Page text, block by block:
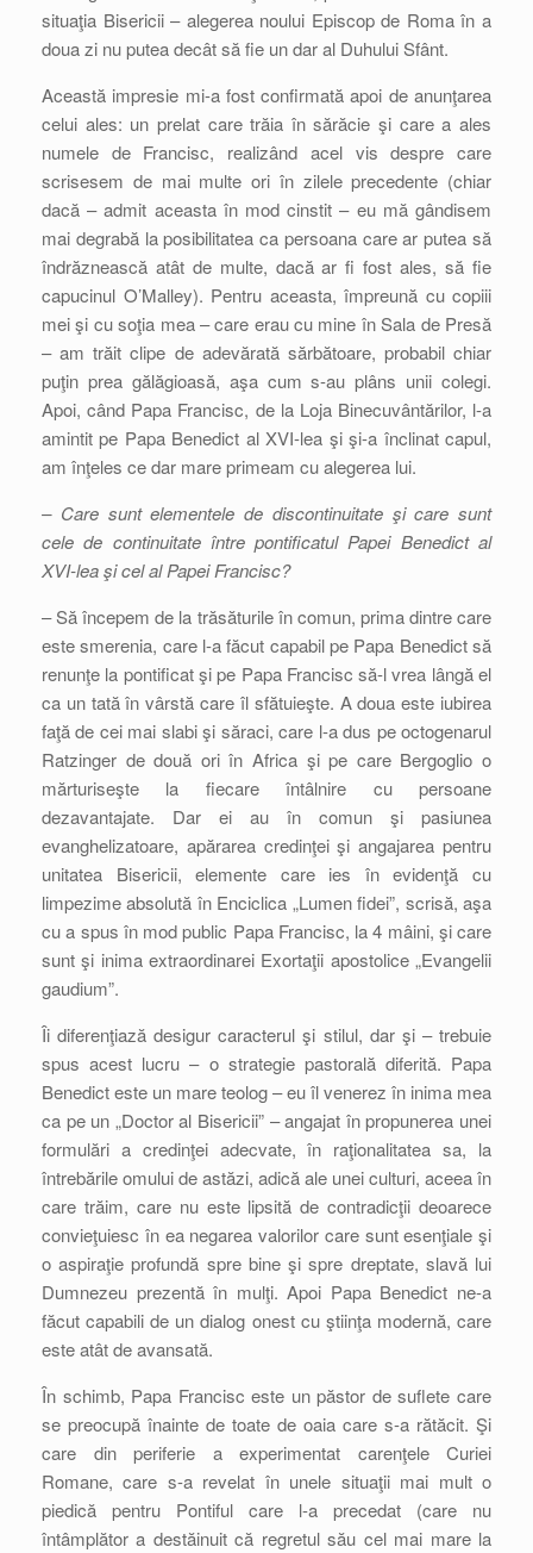
situaţia Bisericii – alegerea noului Episcop de Roma în a
doua zi nu putea decât să fie un dar al Duhului Sfânt.
Această impresie mi-a fost confirmată apoi de anunţarea
celui ales: un prelat care trăia în sărăcie şi care a ales
numele de Francisc, realizând acel vis despre care
scrisesem de mai multe ori în zilele precedente (chiar
dacă – admit aceasta în mod cinstit – eu mă gândisem
mai degrabă la posibilitatea ca persoana care ar putea să
îndrăznească atât de multe, dacă ar fi fost ales, să fie
capucinul O’Malley). Pentru aceasta, împreună cu copiii
mei şi cu soţia mea – care erau cu mine în Sala de Presă
– am trăit clipe de adevărată sărbătoare, probabil chiar
puţin prea gălăgioasă, aşa cum s-au plâns unii colegi.
Apoi, când Papa Francisc, de la Loja Binecuvântărilor, l-a
amintit pe Papa Benedict al XVI-lea şi şi-a înclinat capul,
am înţeles ce dar mare primeam cu alegerea lui.
– Care sunt elementele de discontinuitate şi care sunt
cele de continuitate între pontificatul Papei Benedict al
XVI-lea şi cel al Papei Francisc?
– Să începem de la trăsăturile în comun, prima dintre care
este smerenia, care l-a făcut capabil pe Papa Benedict să
renunţe la pontificat şi pe Papa Francisc să-l vrea lângă el
ca un tată în vârstă care îl sfătuieşte. A doua este iubirea
faţă de cei mai slabi şi săraci, care l-a dus pe octogenarul
Ratzinger de două ori în Africa şi pe care Bergoglio o
mărturiseşte la fiecare întâlnire cu persoane
dezavantajate. Dar ei au în comun şi pasiunea
evanghelizatoare, apărarea credinţei şi angajarea pentru
unitatea Bisericii, elemente care ies în evidenţă cu
limpezime absolută în Enciclica „Lumen fidei”, scrisă, aşa
cu a spus în mod public Papa Francisc, la 4 mâini, şi care
sunt şi inima extraordinarei Exortaţii apostolice „Evangelii
gaudium”.
Îi diferenţiază desigur caracterul şi stilul, dar şi – trebuie
spus acest lucru – o strategie pastorală diferită. Papa
Benedict este un mare teolog – eu îl venerez în inima mea
ca pe un „Doctor al Bisericii” – angajat în propunerea unei
formulări a credinţei adecvate, în raţionalitatea sa, la
întrebările omului de astăzi, adică ale unei culturi, aceea în
care trăim, care nu este lipsită de contradicţii deoarece
convieţuiesc în ea negarea valorilor care sunt esenţiale şi
o aspiraţie profundă spre bine şi spre dreptate, slavă lui
Dumnezeu prezentă în mulţi. Apoi Papa Benedict ne-a
făcut capabili de un dialog onest cu ştiinţa modernă, care
este atât de avansată.
În schimb, Papa Francisc este un păstor de suflete care
se preocupă înainte de toate de oaia care s-a rătăcit. Şi
care din periferie a experimentat carenţele Curiei
Romane, care s-a revelat în unele situaţii mai mult o
piedică pentru Pontiful care l-a precedat (care nu
întâmplător a destăinuit că regretul său cel mai mare la